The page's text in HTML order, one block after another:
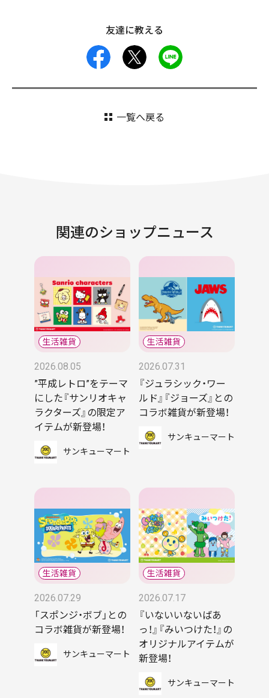
友達に教える
facebook
一覧へ戻る
関連のショップニュース
2026.08.05
”平成レトロ”をテーマ
にした『サンリオキャ
ラクターズ』の限定ア
イテムが新登場！
サンキューマート
2026.07.31
『ジュラシック・ワー
ルド』『ジョーズ』との
コラボ雑貨が新登場！
サンキューマート
2026.07.29
「スポンジ・ボブ」との
コラボ雑貨が新登場！
サンキューマート
2026.07.17
『いないいないばあ
っ！』『みいつけた！』の
オリジナルアイテムが
新登場！
サンキューマート